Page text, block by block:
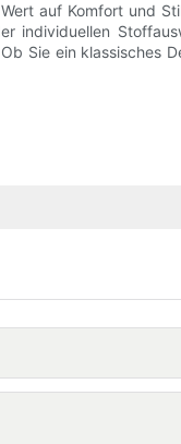
auf Komfort und
individuellen
Sie ein klassisches